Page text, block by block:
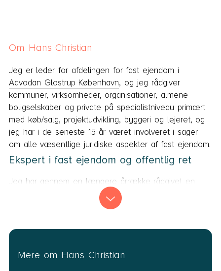
Om Hans Christian
Jeg er leder for afdelingen for fast ejendom i
Advodan Glostrup København, og jeg rådgiver
kommuner, virksomheder, organisationer, almene
boligselskaber og private på specialistniveau primært
med køb/salg, projektudvikling, byggeri og lejeret, og
jeg har i de seneste 15 år været involveret i sager
om alle væsentlige juridiske aspekter af fast ejendom.
Ekspert i fast ejendom og offentlig ret
Jeg har gennem en længere årrække rådgivet en
række kommuner om kommunal arealudvikling og
bistået i mere end 50 offentlige udbud af ejendomme
projektudviklingsaftaler, ekspropriation, vejret samt de
myndigheder kan operere indenfor.
Mere om Hans Christian